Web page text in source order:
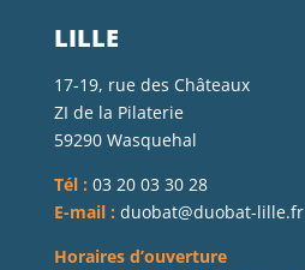
LILLE
17-19, rue des Châteaux
ZI de la Pilaterie
59290 Wasquehal
Tél : 03 20 03 30 28
E-mail : duobat@duobat-lille.fr
Horaires d’ouverture